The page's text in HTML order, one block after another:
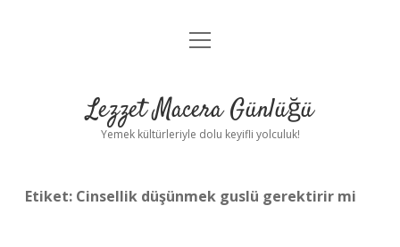
Anasayfa
Yasal Uyarı
menüyü
Lezzet Macera Günlüğü
Yemek kültürleriyle dolu keyifli yolculuk!
Etiket: Cinsellik düşünmek guslü gerektirir mi